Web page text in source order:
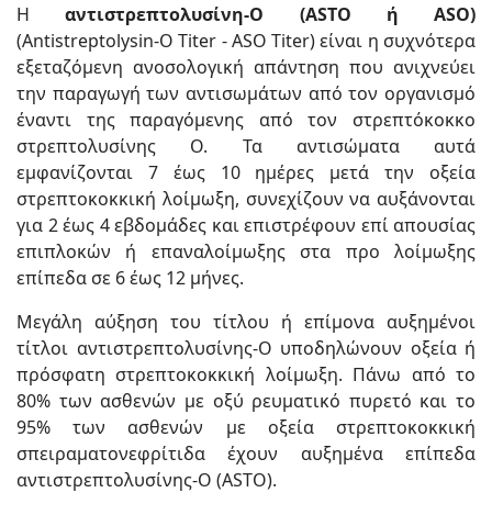
Hαντιστρεπτολυσίνη-Ο (ASTO ή ASO)
(Antistreptolysin-O Titer - ASO Titer) είναι η συχνότερα
εξεταζόμενη ανοσολογική απάντηση που ανιχνεύει
την παραγωγή των αντισωμάτων από τον οργανισμό
έναντι της παραγόμενης από τον στρεπτόκοκκο
στρεπτολυσίνης Ο. Τα αντισώματα αυτά
εμφανίζονται 7 έως 10 ημέρες μετά την οξεία
στρεπτοκοκκική λοίμωξη, συνεχίζουν να αυξάνονται
για 2 έως 4 εβδομάδες και επιστρέφουν επί απουσίας
επιπλοκών ή επαναλοίμωξης στα προ λοίμωξης
επίπεδα σε 6 έως 12 μήνες.
Μεγάλη αύξηση του τίτλου ή επίμονα αυξημένοι
τίτλοι αντιστρεπτολυσίνης-Ο υποδηλώνουν οξεία ή
πρόσφατη στρεπτοκοκκική λοίμωξη. Πάνω από το
80% των ασθενών με οξύ ρευματικό πυρετό και το
95% των ασθενών με οξεία στρεπτοκοκκική
σπειραματονεφρίτιδα έχουν αυξημένα επίπεδα
αντιστρεπτολυσίνης-Ο (ASTO).